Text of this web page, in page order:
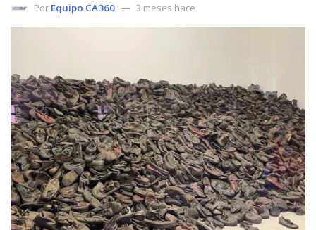
Por Equipo CA360 3 meses hace